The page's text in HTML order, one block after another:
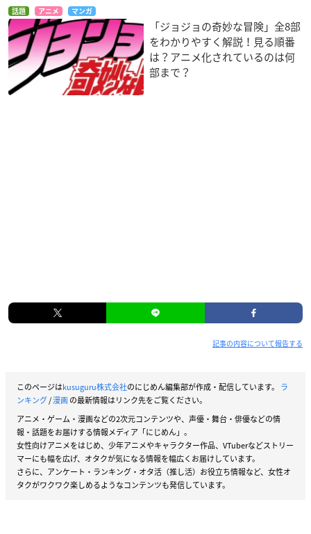
話題 アニメ マンガ
「ジョジョの奇妙な冒険」全8部
をわかりやすく解説！見る順番
は？アニメ化されているのは何
部まで？
記事の内容について報告する
このページはkusuguru株式会社のにじめん編集部が作成・配信しています。 ラ
ンキング/漫画の最新情報はリンク先をご覧ください。
アニメ・ゲーム・漫画などの2次元コンテンツや、声優・舞台・俳優などの情
報・話題をお届けする情報メディア「にじめん」。
女性向けアニメをはじめ、少年アニメやキャラクター作品、VTuberなどストリー
マーにも幅を広げ、オタクが気になる情報を幅広くお届けしています。
さらに、アンケート・ランキング・オタ活（推し活）お役立ち情報など、女性オ
タクがワクワク楽しめるようなコンテンツも発信しています。